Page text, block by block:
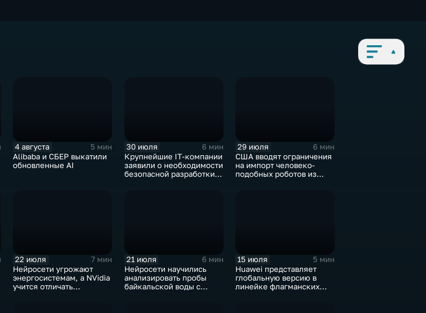
4 августа
5 мин
Alibaba и СБЕР выкатили
обновленные AI
30 июля
6 мин
Крупнейшие IT‑компании
заявили о необходимости
безопасной разработки
29 июля
6 мин
США вводят ограничения
на импорт человеко-
подобных роботов из
22 июля
7 мин
Нейросети угрожают
энергосистемам, а NVidia
учится отличать
21 июля
6 мин
Нейросети научились
анализировать пробы
байкальской воды с
15 июля
5 мин
Huawei представляет
глобальную версию в
линейке флагманских